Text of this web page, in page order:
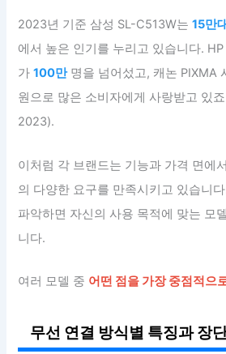
2023년 기준 삼성 SL-C513W는15만대
에서 높은 인기를 누리고 있습니다.
가100만명을 넘어섰고, 캐논 PIXMA
원으로 많은 소비자에게 사랑받고 있
2023).
이처럼 각 브랜드는 기능과 가격 면에
의 다양한 요구를 만족시키고 있습니
파악하면 자신의 사용 목적에 맞는 모
니다.
여러 모델 중 어떤 점을 가장 중점적으
무선 연결 방식별 특징과 장